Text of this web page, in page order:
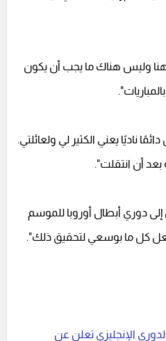
هنا وليس هناك ما يجب أن يكون
ناديًا يعني الكثير لي ولعائلتي.
بعد أن انتقلت".
إلى دوري أبطال أوروبا للموسم
كل ما بوسعي لتحقيق ذلك".
الإنجليزي تعلن عن